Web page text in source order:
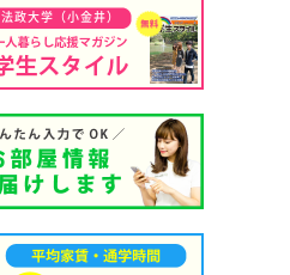
法政大学（小金井）